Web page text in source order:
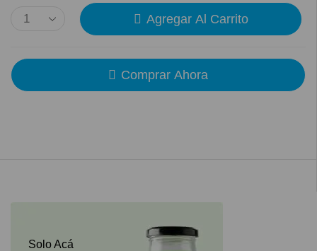
Agregar Al Carrito
Comprar Ahora
Solo Acá